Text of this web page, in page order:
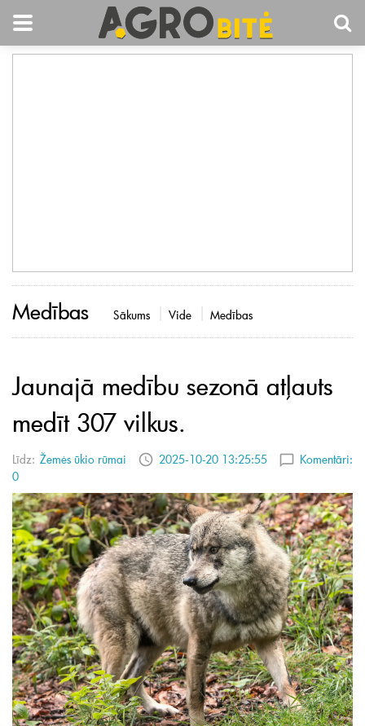
Medības Sākums Vide Medības
Jaunajā medību sezonā atļauts
medīt 307 vilkus.
Līdz: Žemės ūkio rūmai 2025-10-20 13:25:55
Komentāri:
0